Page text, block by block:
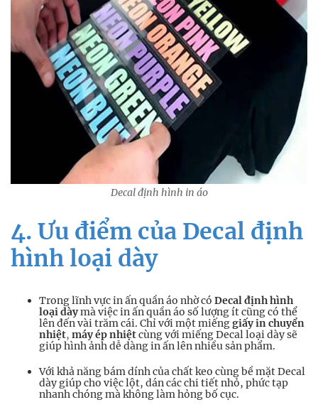
Decal định hình in áo
4. Ưu điểm của Decal định
hình loại dày
Trong lĩnh vực in ấn quần áo nhờ có Decal định hình
loại dàymà việc in ấn quần áo số lượng ít cũng có thể
lên đến vài trăm cái. Chỉ với một miếnggiấy in chuyển
nhiệt, máy ép nhiệtcùng với miếng Decal loại dày sẽ
giúp hình ảnh dễ dàng in ấn lên nhiều sản phẩm.
Với khả năng bám dính của chất keo cùng bề mặt Decal
dày giúp cho việc lột, dán các chi tiết nhỏ, phức tạp
nhanh chóng mà không làm hỏng bố cục.